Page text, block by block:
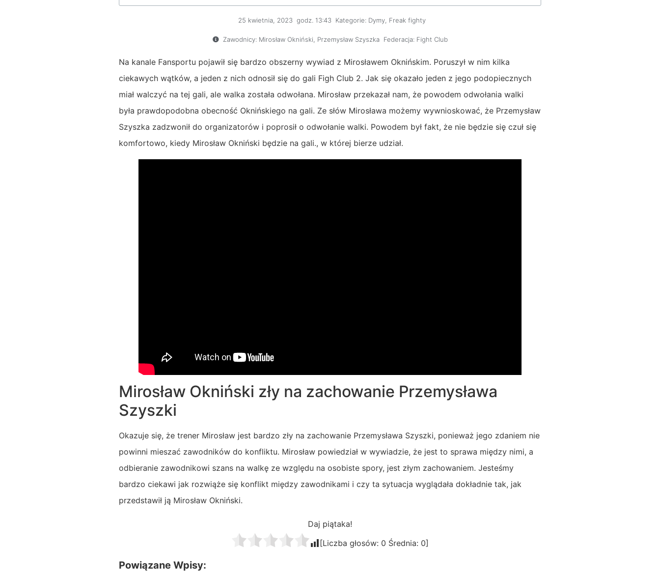
25 kwietnia, 2023 godz. 13:43 Kategorie: Dymy Freak fighty
Zawodnicy: Mirosław Okniński Przemysław Szyszka Federacja: Fight Club
Na kanale Fansportu pojawił się bardzo obszerny wywiad z Mirosławem Oknińskim. Poruszył w nim kilka
ciekawych wątków, a jeden z nich odnosił się do gali Figh Club 2. Jak się okazało jeden z jego podopiecznych
miał walczyć na tej gali, ale walka została odwołana. Mirosław przekazał nam, że powodem odwołania walki
była prawdopodobna obecność Oknińskiego na gali. Ze słów Mirosława możemy wywnioskować, że Przemysław
Szyszka zadzwonił do organizatorów i poprosił o odwołanie walki. Powodem był fakt, że nie będzie się czuł się
komfortowo, kiedy Mirosław Okniński będzie na gali., w której bierze udział.
Mirosław Okniński zły na zachowanie Przemysława
Szyszki
Okazuje się, że trener Mirosław jest bardzo zły na zachowanie Przemysława Szyszki, ponieważ jego zdaniem nie
powinni mieszać zawodników do konfliktu. Mirosław powiedział w wywiadzie, że jest to sprawa między nimi, a
odbieranie zawodnikowi szans na walkę ze względu na osobiste spory, jest złym zachowaniem. Jesteśmy
bardzo ciekawi jak rozwiąże się konflikt między zawodnikami i czy ta sytuacja wyglądała dokładnie tak, jak
przedstawił ją Mirosław Okniński.
Daj piątaka!
[Liczba głosów: 0 Średnia: 0]
Powiązane Wpisy: